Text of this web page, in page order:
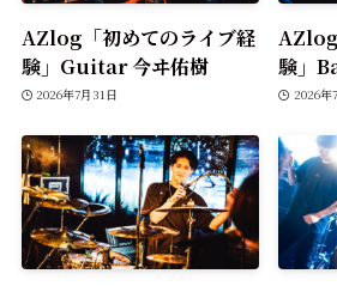
AZlog「初めてのライブ経
験」Guitar 今ヰ佑樹
2026年7月31日
験」
2026年